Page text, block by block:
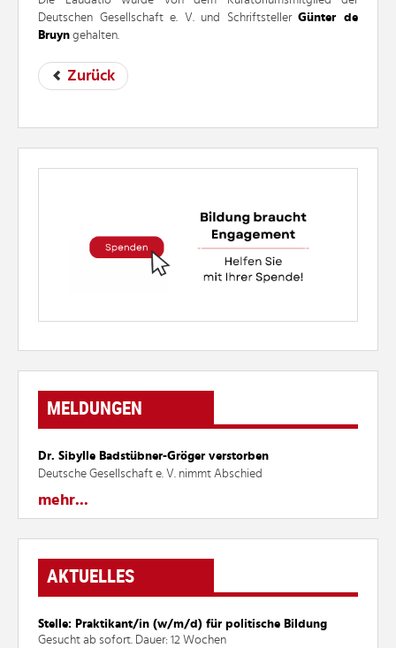
Deutschen Gesellschaft e. V. und SchriftstellerGünter de
Bruyn gehalten.
Zurück
MELDUNGEN
Dr. Sibylle Badstübner-Gröger verstorben
Deutsche Gesellschaft e. V. nimmt Abschied
mehr...
AKTUELLES
Stelle: Praktikant/in (w/m/d) für politische Bildung
Gesucht ab sofort. Dauer: 12 Wochen